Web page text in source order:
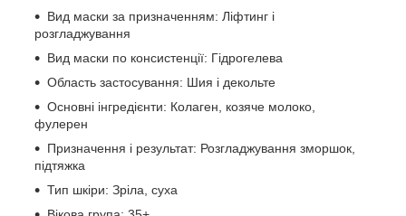
Вид маски за призначенням: Ліфтинг і
розгладжування
Вид маски по консистенції: Гідрогелева
Область застосування: Шия і декольте
Основні інгредієнти: Колаген, козяче молоко,
фулерен
Призначення і результат: Розгладжування зморшок,
підтяжка
Тип шкіри: Зріла, суха